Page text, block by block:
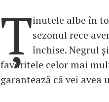
Ținutele albe în
sezonul rece
închise. Negrul
favoritele celor mai
garantează că vei avea